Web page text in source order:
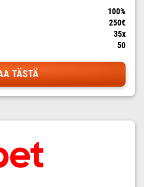
100%
250€
35x
50
TÄSTÄ